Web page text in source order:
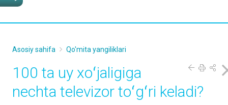
Asosiy sahifa Qo'mita yangiliklari
100 ta uy xoʻjaligiga
nechta televizor toʻgʻri keladi?